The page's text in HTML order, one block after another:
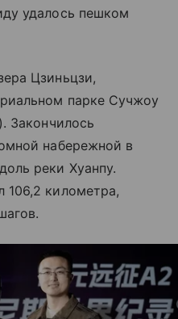
удалось пешком
Цзиньцзи,
парке Сучжоу
Закончилось
набережной в
реки Хуанпу.
106,2 километра,